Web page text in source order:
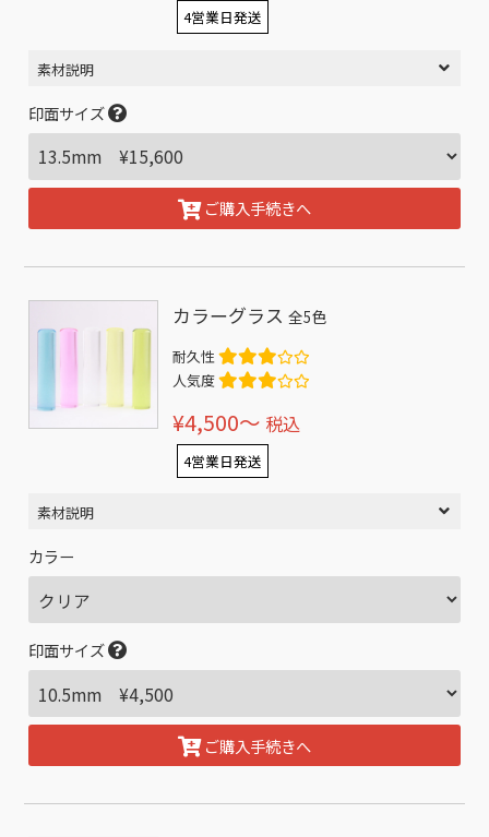
4営業日発送
素材説明
印面サイズ
ご購入手続きへ
カラーグラス全5色
耐久性
人気度
¥4,500〜 税込
4営業日発送
素材説明
カラー
印面サイズ
ご購入手続きへ